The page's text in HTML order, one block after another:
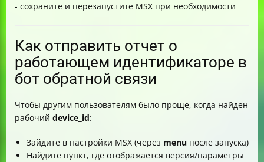
- сохраните и перезапустите MSX при необходимости
Как отправить отчет о
работающем идентификаторе в
бот обратной связи
Чтобы другим пользователям было проще, когда найден
рабочий device_id:
Зайдите в настройки MSX (через menu после запуска)
Найдите пункт, где отображается версия/параметры